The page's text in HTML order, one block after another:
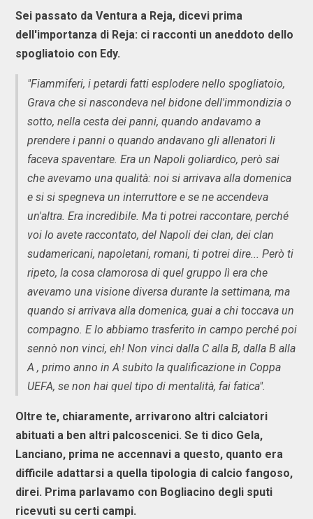
Sei passato da Ventura a Reja, dicevi prima
dell'importanza di Reja: ci racconti un aneddoto dello
spogliatoio con Edy.
"Fiammiferi, i petardi fatti esplodere nello spogliatoio,
Grava che si nascondeva nel bidone dell'immondizia o
sotto, nella cesta dei panni, quando andavamo a
prendere i panni o quando andavano gli allenatori li
faceva spaventare. Era un Napoli goliardico, però sai
che avevamo una qualità: noi si arrivava alla domenica
e si si spegneva un interruttore e se ne accendeva
un'altra. Era incredibile. Ma ti potrei raccontare, perché
voi lo avete raccontato, del Napoli dei clan, dei clan
sudamericani, napoletani, romani, ti potrei dire... Però ti
ripeto, la cosa clamorosa di quel gruppo lì era che
avevamo una visione diversa durante la settimana, ma
quando si arrivava alla domenica, guai a chi toccava un
compagno. E lo abbiamo trasferito in campo perché poi
sennò non vinci, eh! Non vinci dalla C alla B, dalla B alla
A , primo anno in A subito la qualificazione in Coppa
UEFA, se non hai quel tipo di mentalità, fai fatica".
Oltre te, chiaramente, arrivarono altri calciatori
abituati a ben altri palcoscenici. Se ti dico Gela,
Lanciano, prima ne accennavi a questo, quanto era
difficile adattarsi a quella tipologia di calcio fangoso,
direi. Prima parlavamo con Bogliacino degli sputi
ricevuti su certi campi.